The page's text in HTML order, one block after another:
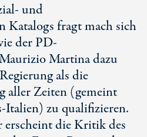
und
Katalogs fragt mach sich
der PD-
Martina dazu
als die
aller Zeiten (gemeint
Italien) zu qualifizieren.
erscheint die Kritik des